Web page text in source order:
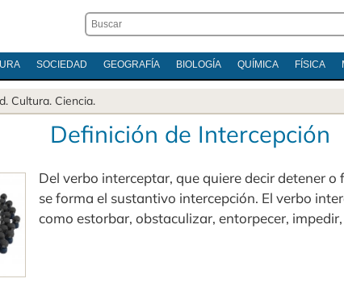
SOCIEDAD GEOGRAFÍA BIOLOGÍA QUÍMICA FÍSICA
. Cultura. Ciencia.
Definición de Intercepción
Del verbo interceptar, que quiere decir detener o
se forma el sustantivo intercepción. El verbo
como estorbar, obstaculizar, entorpecer,